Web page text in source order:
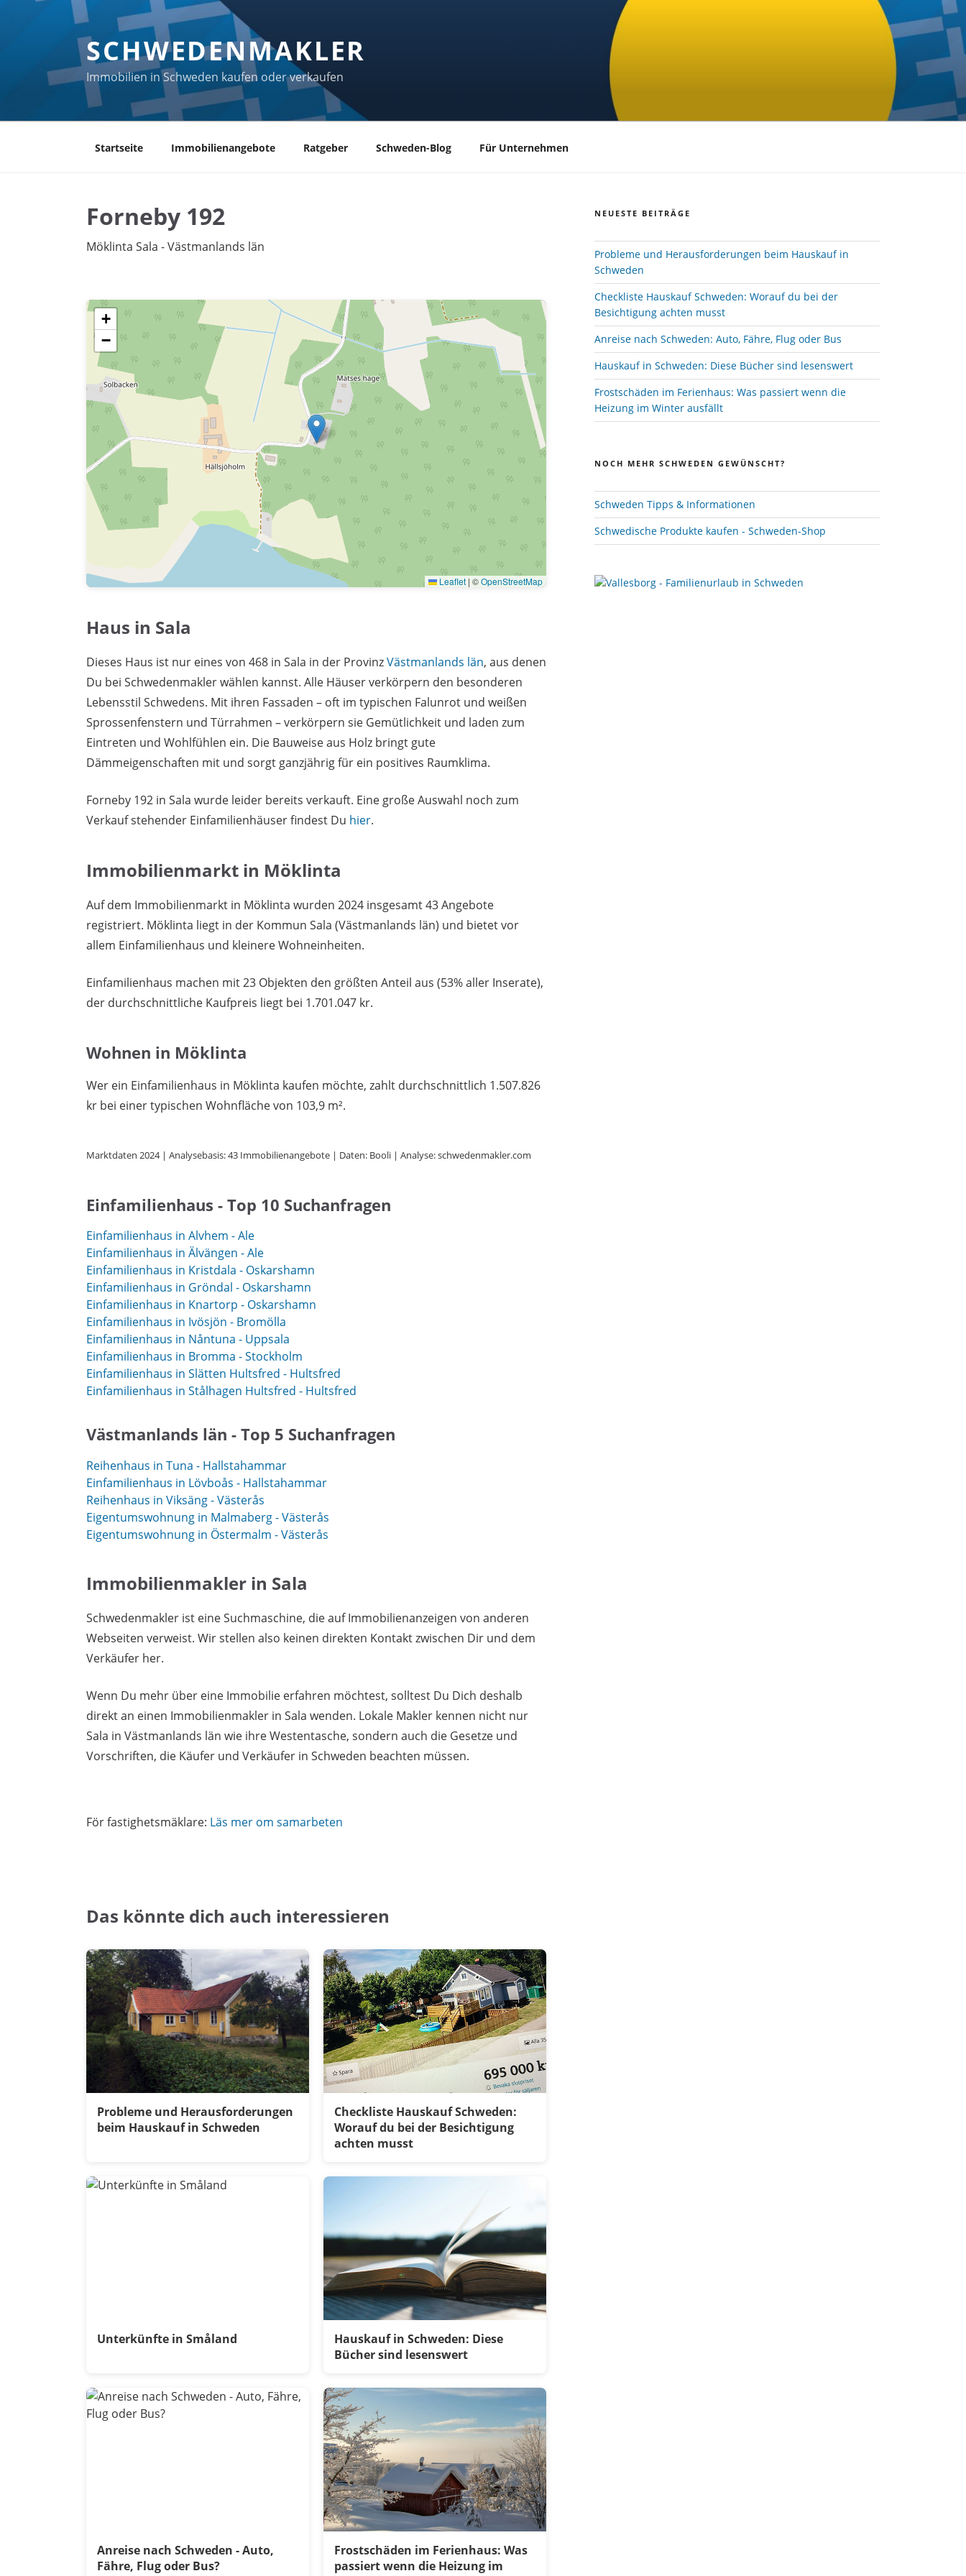
SCHWEDENMAKLER
Immobilien in Schweden kaufen oder verkaufen
Startseite Immobilienangebote Ratgeber Schweden-Blog Für Unternehmen
Forneby 192
Möklinta Sala - Västmanlands län
+
−
Leaflet | ©OpenStreetMap
Haus in Sala
Dieses Haus ist nur eines von 468 in Sala in der ProvinzVästmanlands län, aus denen
Du bei Schwedenmakler wählen kannst. Alle Häuser verkörpern den besonderen
Lebensstil Schwedens. Mit ihren Fassaden – oft im typischen Falunrot und weißen
Sprossenfenstern und Türrahmen – verkörpern sie Gemütlichkeit und laden zum
Eintreten und Wohlfühlen ein. Die Bauweise aus Holz bringt gute
Dämmeigenschaften mit und sorgt ganzjährig für ein positives Raumklima.
Forneby 192 in Sala wurde leider bereits verkauft. Eine große Auswahl noch zum
Verkauf stehender Einfamilienhäuser findest Du hier.
Immobilienmarkt in Möklinta
Auf dem Immobilienmarkt in Möklinta wurden 2024 insgesamt 43 Angebote
registriert. Möklinta liegt in der Kommun Sala (Västmanlands län) und bietet vor
allem Einfamilienhaus und kleinere Wohneinheiten.
Einfamilienhaus machen mit 23 Objekten den größten Anteil aus (53% aller Inserate),
der durchschnittliche Kaufpreis liegt bei 1.701.047 kr.
Wohnen in Möklinta
Wer ein Einfamilienhaus in Möklinta kaufen möchte, zahlt durchschnittlich 1.507.826
kr bei einer typischen Wohnfläche von 103,9 m².
Marktdaten 2024 | Analysebasis: 43 Immobilienangebote | Daten: Booli | Analyse: schwedenmakler.com
Einfamilienhaus - Top 10 Suchanfragen
Einfamilienhaus in Alvhem - Ale
Einfamilienhaus in Älvängen - Ale
Einfamilienhaus in Kristdala - Oskarshamn
Einfamilienhaus in Gröndal - Oskarshamn
Einfamilienhaus in Knartorp - Oskarshamn
Einfamilienhaus in Ivösjön - Bromölla
Einfamilienhaus in Nåntuna - Uppsala
Einfamilienhaus in Bromma - Stockholm
Einfamilienhaus in Slätten Hultsfred - Hultsfred
Einfamilienhaus in Stålhagen Hultsfred - Hultsfred
Västmanlands län - Top 5 Suchanfragen
Reihenhaus in Tuna - Hallstahammar
Einfamilienhaus in Lövboås - Hallstahammar
Reihenhaus in Viksäng - Västerås
Eigentumswohnung in Malmaberg - Västerås
Eigentumswohnung in Östermalm - Västerås
Immobilienmakler in Sala
Schwedenmakler ist eine Suchmaschine, die auf Immobilienanzeigen von anderen
Webseiten verweist. Wir stellen also keinen direkten Kontakt zwischen Dir und dem
Verkäufer her.
Wenn Du mehr über eine Immobilie erfahren möchtest, solltest Du Dich deshalb
direkt an einen Immobilienmakler in Sala wenden. Lokale Makler kennen nicht nur
Sala in Västmanlands län wie ihre Westentasche, sondern auch die Gesetze und
Vorschriften, die Käufer und Verkäufer in Schweden beachten müssen.
För fastighetsmäklare: Läs mer om samarbeten
Das könnte dich auch interessieren
Probleme und Herausforderungen
beim Hauskauf in Schweden
Checkliste Hauskauf Schweden:
Worauf du bei der Besichtigung
achten musst
Unterkünfte in Småland
Hauskauf in Schweden: Diese
Bücher sind lesenswert
Anreise nach Schweden - Auto,
Fähre, Flug oder Bus?
Frostschäden im Ferienhaus: Was
passiert wenn die Heizung im
NEUESTE BEITRÄGE
Probleme und Herausforderungen beim Hauskauf in
Schweden
Checkliste Hauskauf Schweden: Worauf du bei der
Besichtigung achten musst
Anreise nach Schweden: Auto, Fähre, Flug oder Bus
Hauskauf in Schweden: Diese Bücher sind lesenswert
Frostschäden im Ferienhaus: Was passiert wenn die
Heizung im Winter ausfällt
NOCH MEHR SCHWEDEN GEWÜNSCHT?
Schweden Tipps & Informationen
Schwedische Produkte kaufen - Schweden-Shop